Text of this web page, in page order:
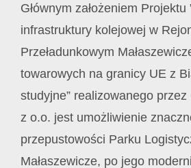
Głównym założeniem Projektu
infrastruktury kolejowej w
Przeładunkowym
towarowych na granicy UE z
studyjne” realizowanego
z o.o. jest umożliwienie
przepustowości Parku
Małaszewicze, po jego